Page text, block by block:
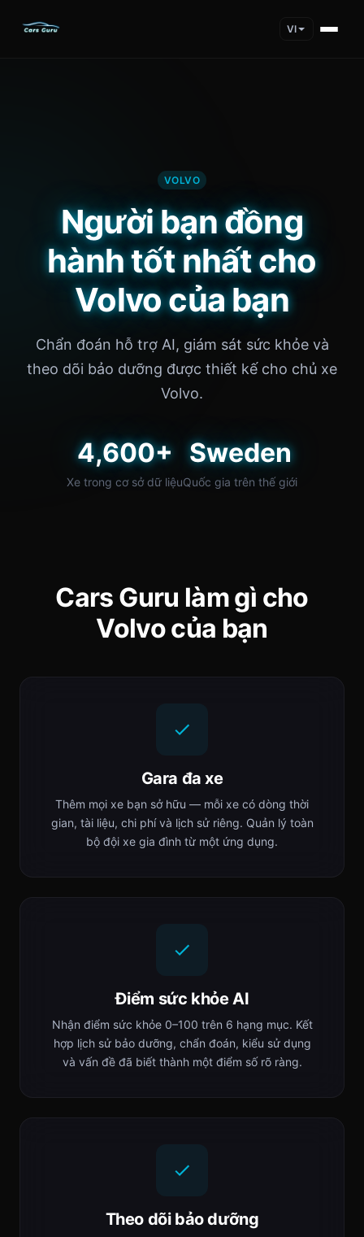
VI
VOLVO
Người bạn đồng
hành tốt nhất cho
Volvo của bạn
Chẩn đoán hỗ trợ AI, giám sát sức khỏe và
theo dõi bảo dưỡng được thiết kế cho chủ xe
Volvo.
4,600+
Xe trong cơ sở dữ liệu
Sweden
Quốc gia trên thế giới
Cars Guru làm gì cho
Volvo của bạn
Gara đa xe
Thêm mọi xe bạn sở hữu — mỗi xe có dòng thời
gian, tài liệu, chi phí và lịch sử riêng. Quản lý toàn
bộ đội xe gia đình từ một ứng dụng.
Điểm sức khỏe AI
Nhận điểm sức khỏe 0–100 trên 6 hạng mục. Kết
hợp lịch sử bảo dưỡng, chẩn đoán, kiểu sử dụng
và vấn đề đã biết thành một điểm số rõ ràng.
Theo dõi bảo dưỡng